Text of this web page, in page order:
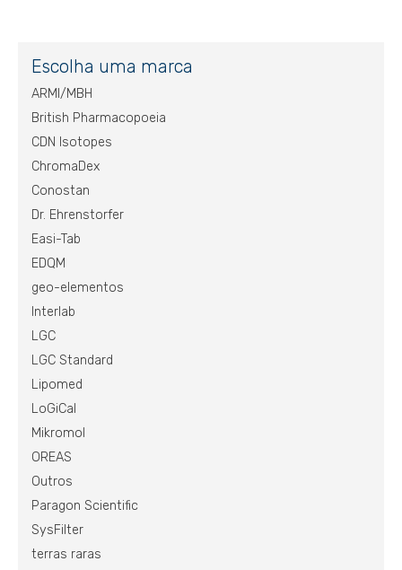
Escolha uma marca
ARMI/MBH
British Pharmacopoeia
CDN Isotopes
ChromaDex
Conostan
Dr. Ehrenstorfer
Easi-Tab
EDQM
geo-elementos
Interlab
LGC
LGC Standard
Lipomed
LoGiCal
Mikromol
OREAS
Outros
Paragon Scientific
SysFilter
terras raras